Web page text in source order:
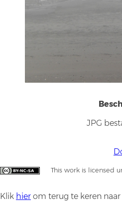
JPG
This work is licensed
Klik hier om terug te keren